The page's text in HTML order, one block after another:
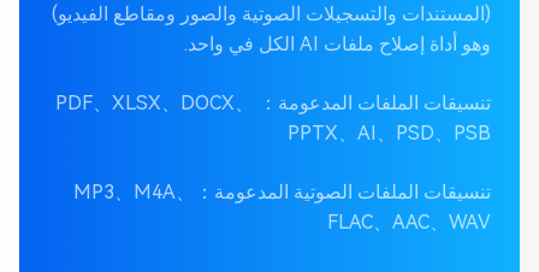
(المستندات والتسجيلات الصوتية والصور ومقاطع الفيديو)
وهو أداة إصلاح ملفات AI الكل في واحد.
تنسيقات الملفات المدعومة： PDF、XLSX、DOCX、
PPTX、AI、PSD、PSB
تنسيقات الملفات الصوتية المدعومة：MP3、M4A、
FLAC、AAC、WAV